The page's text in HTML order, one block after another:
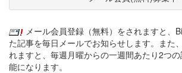
メール会員登録（無料）をされますと、
た記事を毎日メールでお知らせします。また
れますと、毎週月曜からの一週間あたり2つ
能になります。